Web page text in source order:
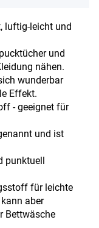
luftig-leicht und
und
nähen.
wunderbar
Effekt.
- geeignet für
und ist
punktuell
für leichte
aber
Bettwäsche